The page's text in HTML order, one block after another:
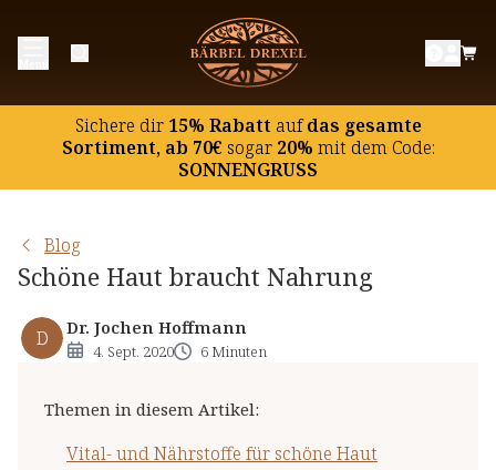
Sichere dir15% Rabatt aufdas gesamte
Sortiment, ab 70€ sogar20% mit dem Code:
SONNENGRUSS
Blog
Schöne Haut braucht Nahrung
D Dr. Jochen Hoffmann
4. Sept. 2020 6 Minuten
Themen in diesem Artikel:
Vital- und Nährstoffe für schöne Haut
Vital- und Nährstoffe für schöne Haut
1) Hautoberfläche: Silicium für feste
Körperkonturen
2) Bindegewebe: Hyaluronsäure, Vitamin C und
auf
Die perfekte Kombination für die Schönheit